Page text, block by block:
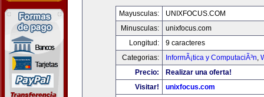
Mayusculas:
UNIXFOCUS.COM
Minusculas:
unixfocus.com
Longitud:
9 caracteres
Categorias:
InformÃ¡tica y ComputaciÃ³n,
Precio:
Realizar una oferta!
Visitar!
unixfocus.com